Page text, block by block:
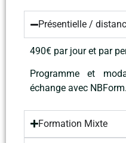
Présentielle /
490€ par jour et par
Programme et
échange avec NBForm.
Formation Mixte